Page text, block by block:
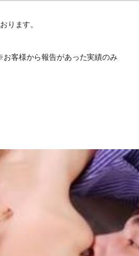
ります。
客様から報告があった実績のみ